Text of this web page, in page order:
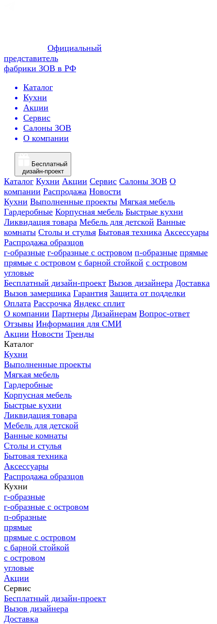
Официальный
представитель
фабрики ЗОВ в РФ
Каталог
Кухни
Акции
Сервис
Салоны ЗОВ
О компании
Бесплатный
дизайн-проект
Каталог Кухни Акции Сервис Салоны ЗОВ О
компании Распродажа Новости
Кухни Выполненные проекты Мягкая мебель
Гардеробные Корпусная мебель Быстрые кухни
Ликвидация товара Мебель для детской Ванные
комнаты Столы и стулья Бытовая техника Аксессуары
Распродажа образцов
г-образные г-образные с островом п-образные прямые
прямые с островом с барной стойкой с островом
угловые
Бесплатный дизайн-проект Вызов дизайнера Доставка
Вызов замерщика Гарантия Защита от подделки
Оплата Рассрочка Яндекс сплит
О компании Партнеры Дизайнерам Вопрос-ответ
Отзывы Информация для СМИ
Акции Новости Тренды
Каталог
Кухни
Выполненные проекты
Мягкая мебель
Гардеробные
Корпусная мебель
Быстрые кухни
Ликвидация товара
Мебель для детской
Ванные комнаты
Столы и стулья
Бытовая техника
Аксессуары
Распродажа образцов
Кухни
г-образные
г-образные с островом
п-образные
прямые
прямые с островом
с барной стойкой
с островом
угловые
Акции
Сервис
Бесплатный дизайн-проект
Вызов дизайнера
Доставка